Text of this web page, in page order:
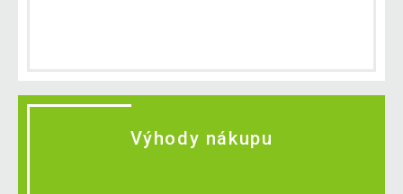
Výhody nákupu